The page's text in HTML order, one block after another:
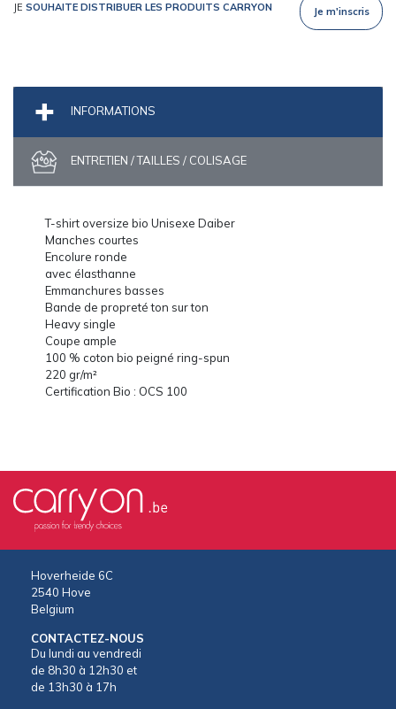
JE SOUHAITE DISTRIBUER LES PRODUITS CARRYON Je m'inscris
INFORMATIONS
ENTRETIEN / TAILLES / COLISAGE
T-shirt oversize bio Unisexe Daiber
Manches courtes
Encolure ronde
avec élasthanne
Emmanchures basses
Bande de propreté ton sur ton
Heavy single
Coupe ample
100 % coton bio peigné ring-spun
220 gr/m²
Certification Bio : OCS 100
Hoverheide 6C
2540 Hove
Belgium
CONTACTEZ-NOUS
Du lundi au vendredi
de 8h30 à 12h30 et
de 13h30 à 17h